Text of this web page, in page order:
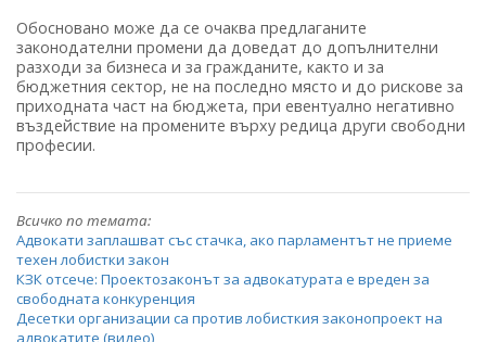
Обосновано може да се очаква предлаганите
законодателни промени да доведат до допълнителни
разходи за бизнеса и за гражданите, както и за
бюджетния сектор, не на последно място и до рискове за
приходната част на бюджета, при евентуално негативно
въздействие на промените върху редица други свободни
професии.
Всичко по темата:
Адвокати заплашват със стачка, ако парламентът не приеме
техен лобистки закон
КЗК отсече: Проектозаконът за адвокатурата е вреден за
свободната конкуренция
Десетки организации са против лобисткия законопроект на
адвокатите (видео)